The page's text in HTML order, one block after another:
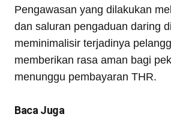
Pengawasan yang dilakukan
dan saluran pengaduan daring
meminimalisir terjadinya
memberikan rasa aman bagi
menunggu pembayaran THR.
Baca Juga